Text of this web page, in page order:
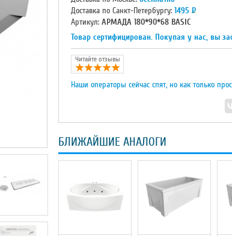
Доставка по Санкт-Петербургу: 1495 Р
Артикул: АРМАДА 180*90*68 BASIC
Товар сертифицирован. Покупая у нас, вы
Читайте отзывы
Наши операторы сейчас спят, но как только
БЛИЖАЙШИЕ АНАЛОГИ